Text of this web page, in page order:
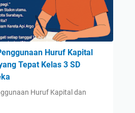
Huruf Kapital
Tepat Kelas 3 SD
Huruf Kapital dan